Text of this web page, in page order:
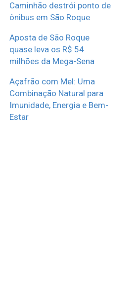
Caminhão destrói ponto de
ônibus em São Roque
Aposta de São Roque
quase leva os R$ 54
milhões da Mega-Sena
Açafrão com Mel: Uma
Combinação Natural para
Imunidade, Energia e Bem-
Estar